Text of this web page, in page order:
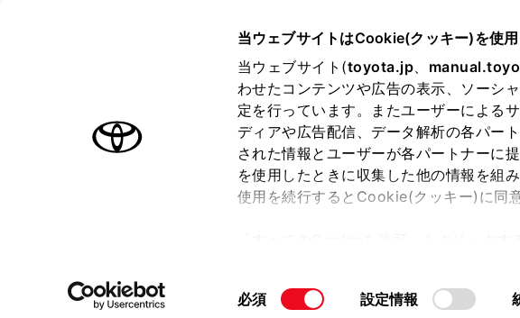
当ウェブサイトはCookie(クッキー)を使用
当ウェブサイト(toyota.jp、
わせたコンテンツや広告の表示、ソーシ
定を行っています。またユーザーによる
ディアや広告配信、データ解析の各パー
された情報とユーザーが各パートナーに
を使用したときに収集した他の情報を組
使用を続行するとCookie(クッキー)に同
て」をご覧ください。
同
必須 設定情報
オーナーサポート トピックス
トヨタ認定中古車
トヨタ認定中古車の魅力 3つの買い方 オンライン購入お